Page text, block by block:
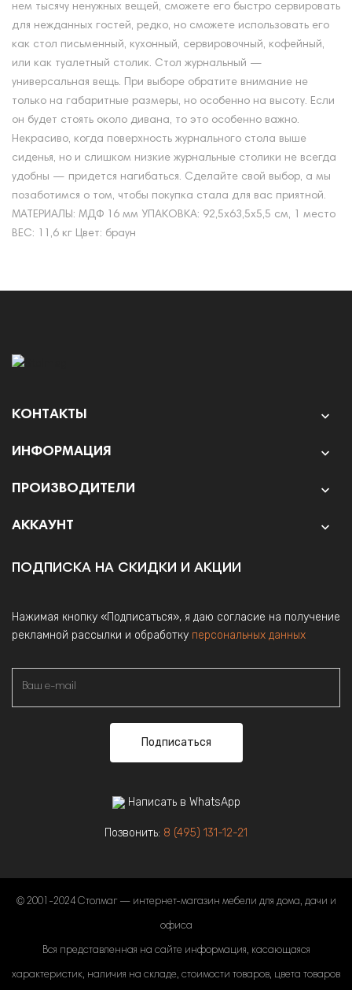
нем тысячу ненужных вещей, сможете его быстро сервировать
для нежданных гостей, редко, но сможете использовать его
как стол письменный, кухонный, сервировочный, кофейный,
или как туалетный столик. Стол журнальный —
универсальная вещь. При выборе обратите внимание не
только на габаритные размеры, но особенно на высоту. Если
он будет стоять около дивана, то это особенно важно.
Некрасиво, когда поверхность журнального стола выше
сиденья, но и слишком низкие журнальные столики не всегда
удобны — придется нагибаться. Сделайте свой выбор, а мы
позаботимся о том, чтобы покупка стала для вас приятной.
МАТЕРИАЛЫ: МДФ 16 мм УПАКОВКА: 92,5х63,5х5,5 см, 1 место
ВЕС: 11,6 кг Цвет: браун
КОНТАКТЫ 
ИНФОРМАЦИЯ 
ПРОИЗВОДИТЕЛИ 
АККАУНТ 
ПОДПИСКА НА СКИДКИ И АКЦИИ
Нажимая кнопку «Подписаться», я даю согласие на получение
рекламной рассылки и обработку персональных данных
Подписаться
Написать в WhatsApp
Позвонить: 8 (495) 131-12-21
© 2001-2024 Столмаг — интернет-магазин мебели для дома, дачи и
офиса
Вся представленная на сайте информация, касающаяся
характеристик, наличия на складе, стоимости товаров, цвета товаров